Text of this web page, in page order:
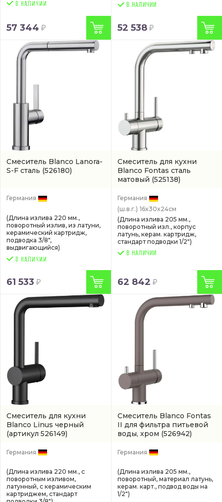
57 344
В НАЛИЧИИ
52 538
Смеситель Blanco Lanora-
S-F сталь (526180)
Германия
(Длина излива 220 мм.,
поворотный излив, из латуни,
керамический картридж,
подводка 3/8",
выдвигающийся)
61 533
Смеситель для кухни
Blanco Fontas сталь
матовый (525138)
Германия
(ш.в.г.) 16x30x24см
(Длина излива 205 мм.,
поворотный изл., корпус
латунь, керам. картридж,
стандарт подводки 1/2")
В НАЛИЧИИ
62 842
Смеситель для кухни
Blanco Linus черный
(артикул 526149)
Германия
(Длина излива 220 мм., с
поворотным изливом,
латунный, с керамическим
картриджем, стандарт
Смеситель Blanco Fontas
II для фильтра питьевой
воды, хром (526942)
Германия
(Длина излива 205 мм.,
поворотный, материал латунь,
керам. карт., подвод воды на
1/2")